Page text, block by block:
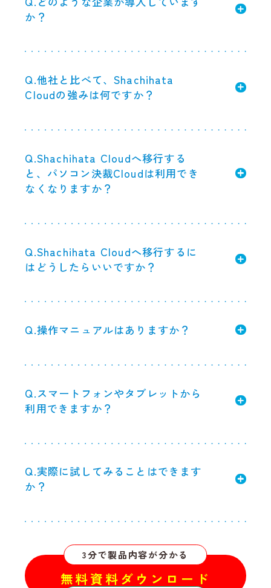
か？
Q.他社と比べて、Shachihata
Cloudの強みは何ですか？
Q.Shachihata Cloudへ移行する
と、パソコン決裁Cloudは利用でき
なくなりますか？
Q.Shachihata Cloudへ移行するに
はどうしたらいいですか？
Q.操作マニュアルはありますか？
Q.スマートフォンやタブレットから
利用できますか？
Q.実際に試してみることはできます
か？
3分で製品内容が分かる
無料資料ダウンロード